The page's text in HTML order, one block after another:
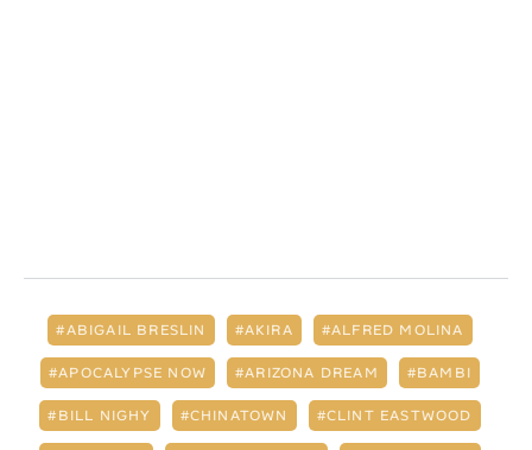
ABIGAIL BRESLIN AKIRA ALFRED MOLINA
APOCALYPSE NOW ARIZONA DREAM BAMBI
BILL NIGHY CHINATOWN CLINT EASTWOOD